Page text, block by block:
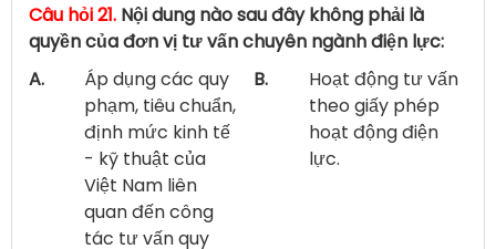
Câu hỏi 21. Nội dung nào sau đây không phải là
quyền của đơn vị tư vấn chuyên ngành điện lực:
A.
Áp dụng các quy
phạm, tiêu chuẩn,
định mức kinh tế
- kỹ thuật của
Việt Nam liên
quan đến công
tác tư vấn quy
B.
Hoạt động tư vấn
theo giấy phép
hoạt động điện
lực.